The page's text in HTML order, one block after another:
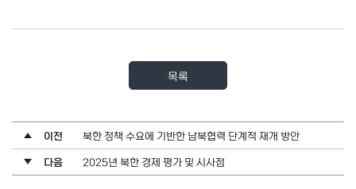
목록
이전
북한 정책 수요에 기반한 남북협력 단계적 재개 방안
다음
2025년 북한 경제 평가 및 시사점